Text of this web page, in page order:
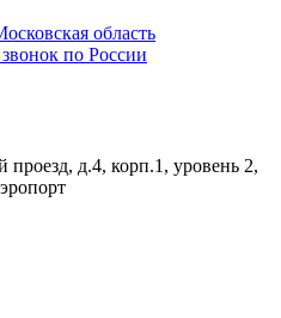
область
по России
д.4, корп.1, уровень 2,